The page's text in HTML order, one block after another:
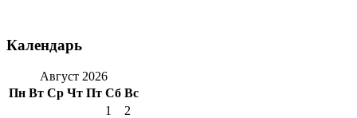
Календарь
Август 2026
Пн Вт Ср Чт Пт Сб Вс
1
2